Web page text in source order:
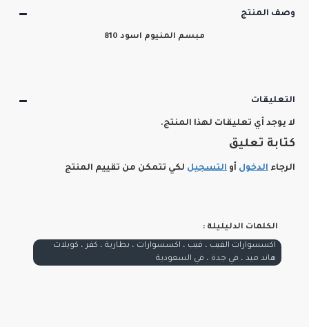
وصف المنتج
مبسم المنيوم اسود 810
التعليقات
لا يوجد أي تعليقات لهذا المنتج.
كتابة تعليق
الرجاء الدخول أو التسجيل لكي تتمكن من تقييم المنتج
الكلمات الدليليلة :
اكسسوارات الفيب ، فيب ، اكسسوارات ، بطارية ، كفر ، كويلات
هاند ميد ، في جدة ، في السعودية